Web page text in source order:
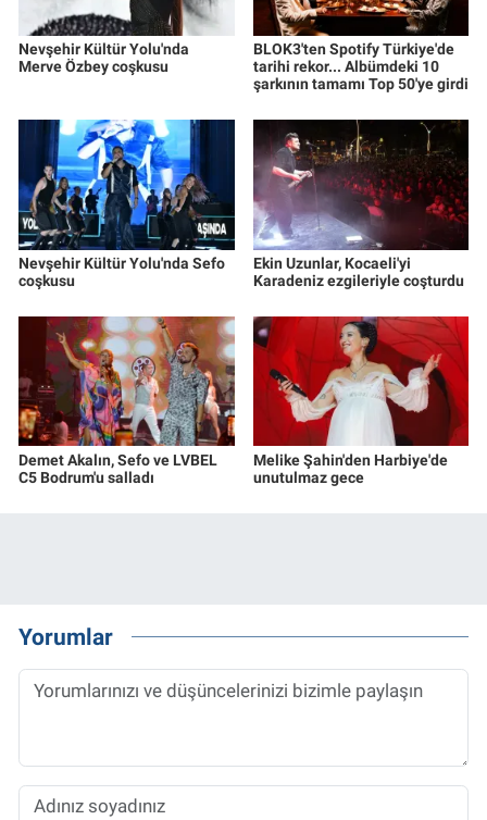
Nevşehir Kültür Yolu'nda
Merve Özbey coşkusu
BLOK3'ten Spotify Türkiye'de
tarihi rekor... Albümdeki 10
şarkının tamamı Top 50'ye girdi
Nevşehir Kültür Yolu'nda Sefo
coşkusu
Ekin Uzunlar, Kocaeli'yi
Karadeniz ezgileriyle coşturdu
Demet Akalın, Sefo ve LVBEL
C5 Bodrum'u salladı
Melike Şahin'den Harbiye'de
unutulmaz gece
Yorumlar